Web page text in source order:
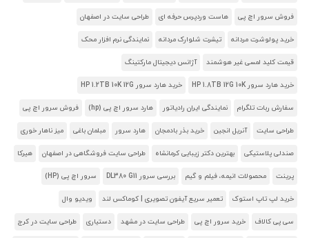
فروش سرور اچ پی هاست وردپرس حرفه ای طراحی سایت در اصفهان
خرید پولوشرت مردانه تیشرت شلوارک مردانه نمایندگی نرم افزار محک
قیمت کلید لمسی غیر هوشمند آژانس دیجیتال مارکتینگ
خرید هارد سرور HP 1.8TB 12G 10K خرید هارد سرور HP 1.2TB 10K 12G
سفارش ربات تلگرام نمایندگی ایران رادیاتور هارد سرور اچ پی (hp) فروش سرور اچ پی
طراحی سایت آنریل انجین خرید بذر بادمجان هارد سرور مبلمان باغی میز ناهار خوری
صندلی پلاستیکی بهترین دکتر زیبایی کرمانشاه طراحی سایت فروشگاهی در اصفهان هیرکا
پرینت محصولات انیمه، فیلم و گیم بررسی سرور DL380 G11 سرور اچ پی (HP)
خرید لپ تاپ استوک تعمیر سریع آیفون تصویری | کوماکس لند ویدیو وال
سی پی کالاف خرید سرور اچ پی طراحی سایت در مشهد دستیاری طراحی سایت در کرج